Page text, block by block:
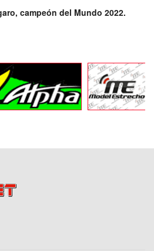
campeón del Mundo 2022.